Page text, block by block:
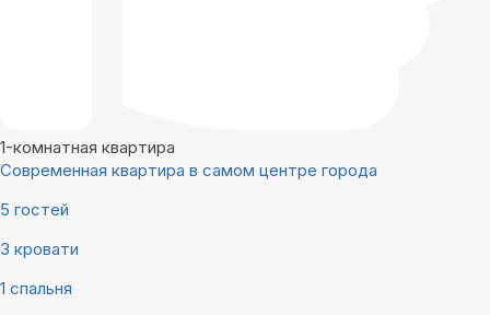
1-комнатная квартира
Современная квартира в самом центре города
5 гостей
3 кровати
1 спальня